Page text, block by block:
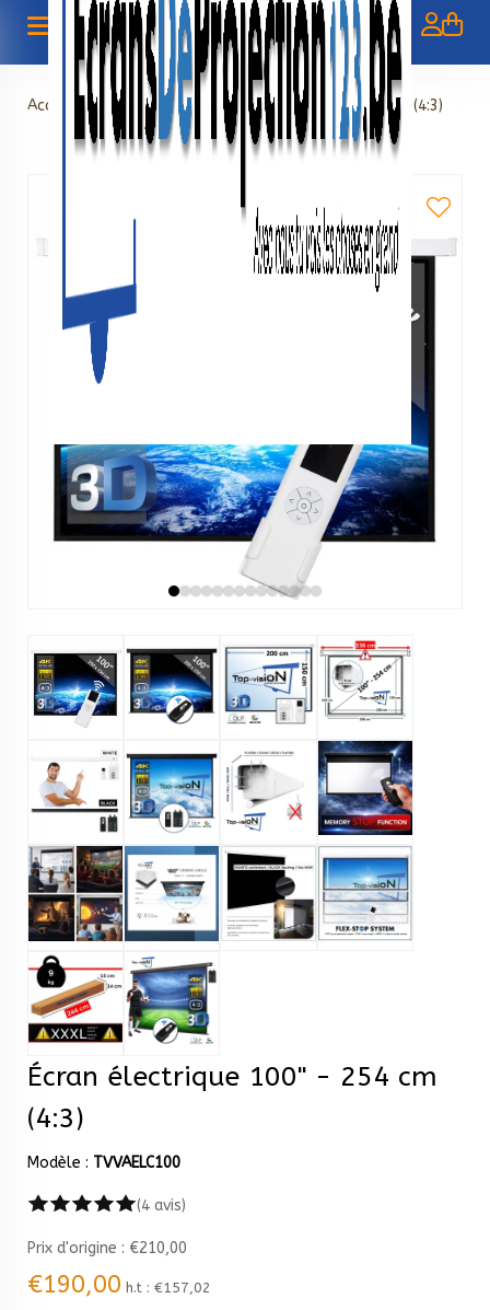
Accueil >Électrique >Écran électrique 100" - 254 cm (4:3)
Écran électrique 100" - 254 cm
(4:3)
Modèle : TVVAELC100
(4 avis)
Prix ​​d'origine : €210,00
€190,00 h.t : €157,02